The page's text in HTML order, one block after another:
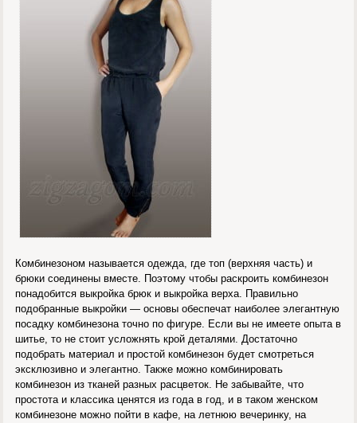
Комбинезоном называется одежда, где топ (верхняя часть) и
брюки соединены вместе. Поэтому чтобы раскроить комбинезон
понадобится выкройка брюк и выкройка верха. Правильно
подобранные выкройки — основы обеспечат наиболее элегантную
посадку комбинезона точно по фигуре. Если вы не имеете опыта в
шитье, то не стоит усложнять крой деталями. Достаточно
подобрать материал и простой комбинезон будет смотреться
эксклюзивно и элегантно. Также можно комбинировать
комбинезон из тканей разных расцветок. Не забывайте, что
простота и классика ценятся из года в год, и в таком женском
комбинезоне можно пойти в кафе, на летнюю вечеринку, на